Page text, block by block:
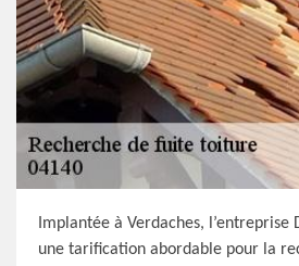
Implantée à Verdaches, l’entreprise
une tarification abordable pour la